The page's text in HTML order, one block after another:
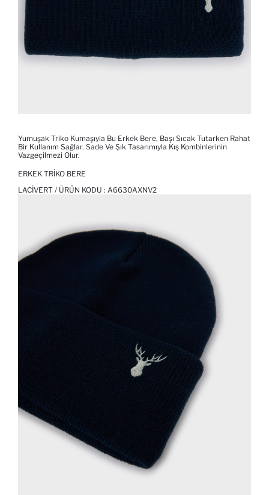
Yumuşak Triko Kumaşıyla Bu Erkek Bere, Başı Sıcak Tutarken Rahat
Bir Kullanım Sağlar. Sade Ve Şık Tasarımıyla Kış Kombinlerinin
Vazgeçilmezi Olur.
ERKEK TRIKO BERE
LACIVERT / ÜRÜN KODU : A6630AXNV2